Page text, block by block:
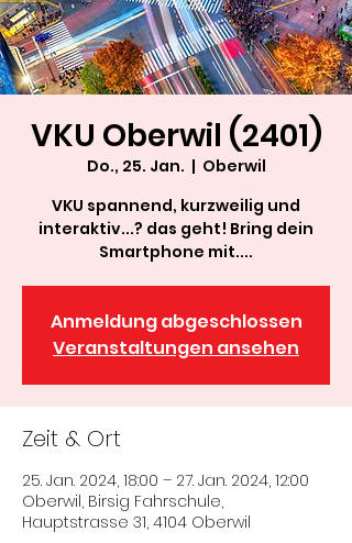
VKU Oberwil (2401)
Do., 25. Jan.
  |
Oberwil
VKU spannend, kurzweilig und
interaktiv...? das geht! Bring dein
Smartphone mit....
Anmeldung abgeschlossen
Veranstaltungen ansehen
Zeit & Ort
25. Jan. 2024, 18:00 – 27. Jan. 2024, 12:00
Oberwil, Birsig Fahrschule,
Hauptstrasse 31, 4104 Oberwil